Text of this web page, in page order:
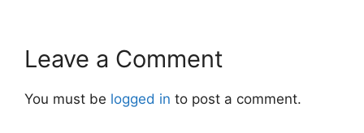
Leave a Comment
You must be logged in to post a comment.